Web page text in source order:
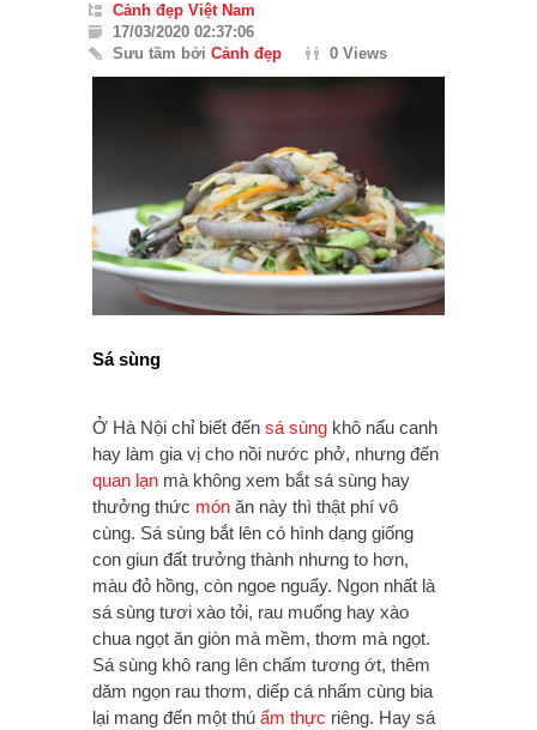
Cảnh đẹp Việt Nam
17/03/2020 02:37:06
Sưu tầm bởi Cảnh đẹp 0 Views
Sá sùng
Ở Hà Nội chỉ biết đến sá sùng khô nấu canh
hay làm gia vị cho nồi nước phở, nhưng đến
quan lạn mà không xem bắt sá sùng hay
thưởng thức món ăn này thì thật phí vô
cùng. Sá sùng bắt lên có hình dạng giống
con giun đất trưởng thành nhưng to hơn,
màu đỏ hồng, còn ngoe nguẩy. Ngon nhất là
sá sùng tươi xào tỏi, rau muống hay xào
chua ngọt ăn giòn mà mềm, thơm mà ngọt.
Sá sùng khô rang lên chấm tương ớt, thêm
dăm ngọn rau thơm, diếp cá nhấm cùng bia
lại mang đến một thú ẩm thực riêng. Hay sá